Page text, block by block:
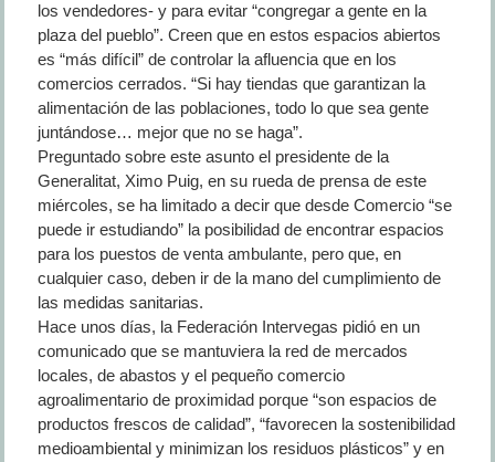
los vendedores- y para evitar “congregar a gente en la
plaza del pueblo”. Creen que en estos espacios abiertos
es “más difícil” de controlar la afluencia que en los
comercios cerrados. “Si hay tiendas que garantizan la
alimentación de las poblaciones, todo lo que sea gente
juntándose… mejor que no se haga”.
Preguntado sobre este asunto el presidente de la
Generalitat, Ximo Puig, en su rueda de prensa de este
miércoles, se ha limitado a decir que desde Comercio “se
puede ir estudiando” la posibilidad de encontrar espacios
para los puestos de venta ambulante, pero que, en
cualquier caso, deben ir de la mano del cumplimiento de
las medidas sanitarias.
Hace unos días, la Federación Intervegas pidió en un
comunicado que se mantuviera la red de mercados
locales, de abastos y el pequeño comercio
agroalimentario de proximidad porque “son espacios de
productos frescos de calidad”, “favorecen la sostenibilidad
medioambiental y minimizan los residuos plásticos” y en